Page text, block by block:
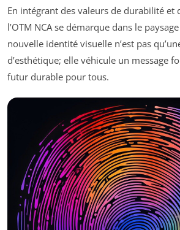
En intégrant des valeurs de durabilité et
l’OTM NCA se démarque dans le
nouvelle identité visuelle n’est pas
d’esthétique; elle véhicule un message
futur durable pour tous.